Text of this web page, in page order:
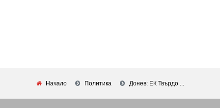
Начало Политика Донев: ЕК Твърдо ...